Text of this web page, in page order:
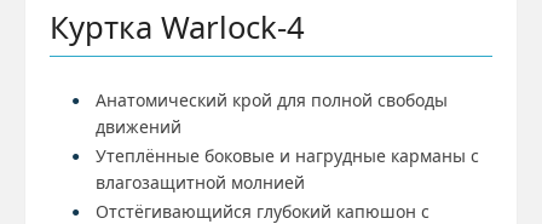
Куртка Warlock-4
Анатомический крой для полной свободы
движений
Утеплённые боковые и нагрудные карманы с
влагозащитной молнией
Отстёгивающийся глубокий капюшон с